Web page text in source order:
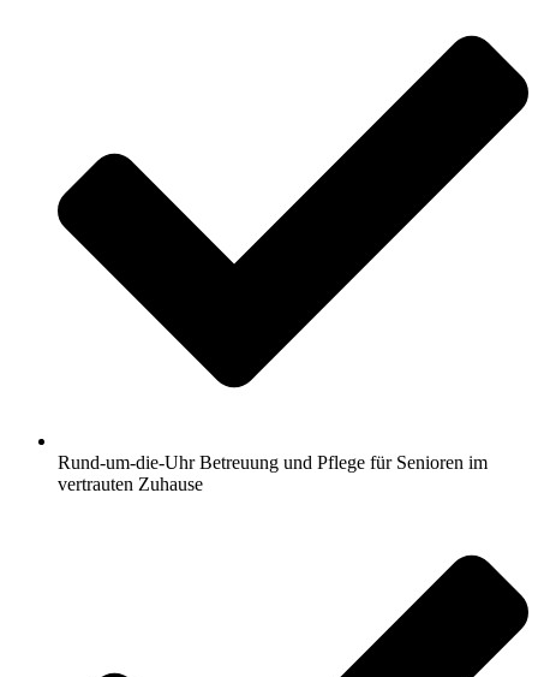
Rund-um-die-Uhr Betreuung und Pflege für Senioren im
vertrauten Zuhause